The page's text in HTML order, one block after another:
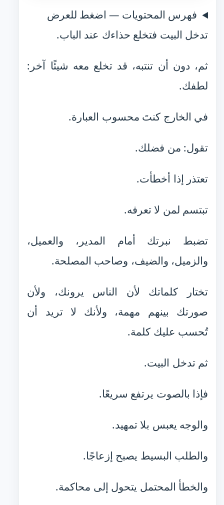
فهرس المحتويات — اضغط للعرض
تدخل البيت فتخلع حذاءك عند الباب.
ثم، دون أن تنتبه، قد تخلع معه شيئًا آخر:
لطفك.
في الخارج كنتَ محسوب العبارة.
تقول: من فضلك.
تعتذر إذا أخطأت.
تبتسم لمن لا تعرفه.
تضبط نبرتك أمام المدير، والعميل،
والزميل، والضيف، وصاحب المصلحة.
تختار كلماتك لأن الناس يرونك، ولأن
صورتك بينهم مهمة، ولأنك لا تريد أن
تُحسب عليك كلمة.
ثم تدخل البيت.
فإذا بالصوت يرتفع سريعًا.
والوجه يعبس بلا تمهيد.
والطلب البسيط يصبح إزعاجًا.
والخطأ المحتمل يتحول إلى محاكمة.